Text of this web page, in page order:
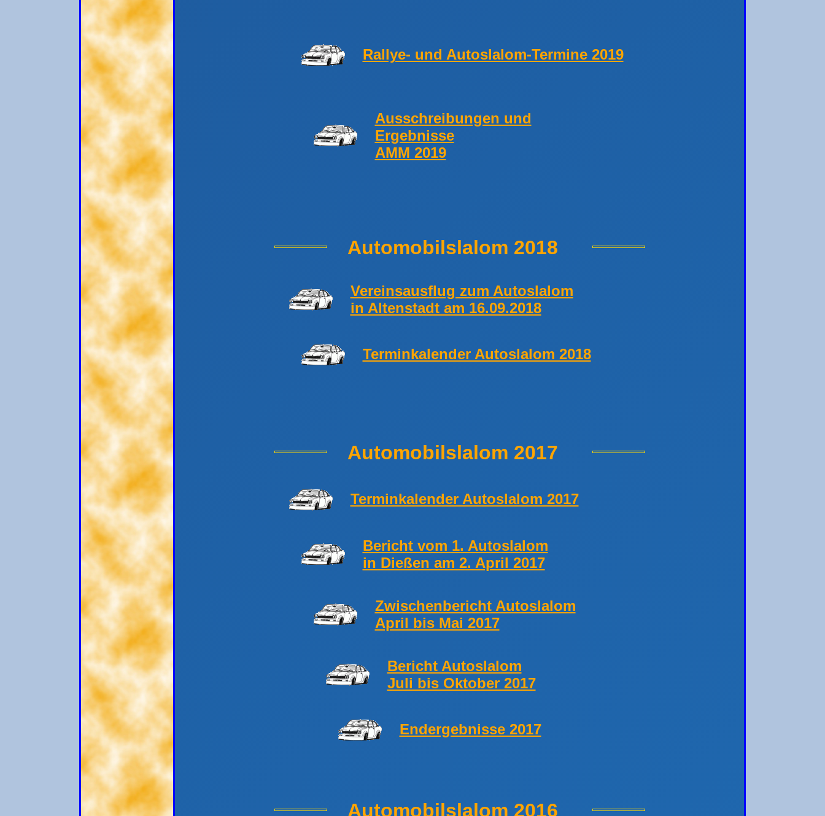
Rallye- und Autoslalom-Termine 2019
Ausschreibungen und
Ergebnisse
AMM 2019
Automobilslalom 2018
Vereinsausflug zum Autoslalom
in Altenstadt am 16.09.2018
Terminkalender Autoslalom 2018
Automobilslalom 2017
Terminkalender Autoslalom 2017
Bericht vom 1. Autoslalom
in Dießen am 2. April 2017
Zwischenbericht Autoslalom
April bis Mai 2017
Bericht Autoslalom
Juli bis Oktober 2017
Endergebnisse 2017
Automobilslalom 2016